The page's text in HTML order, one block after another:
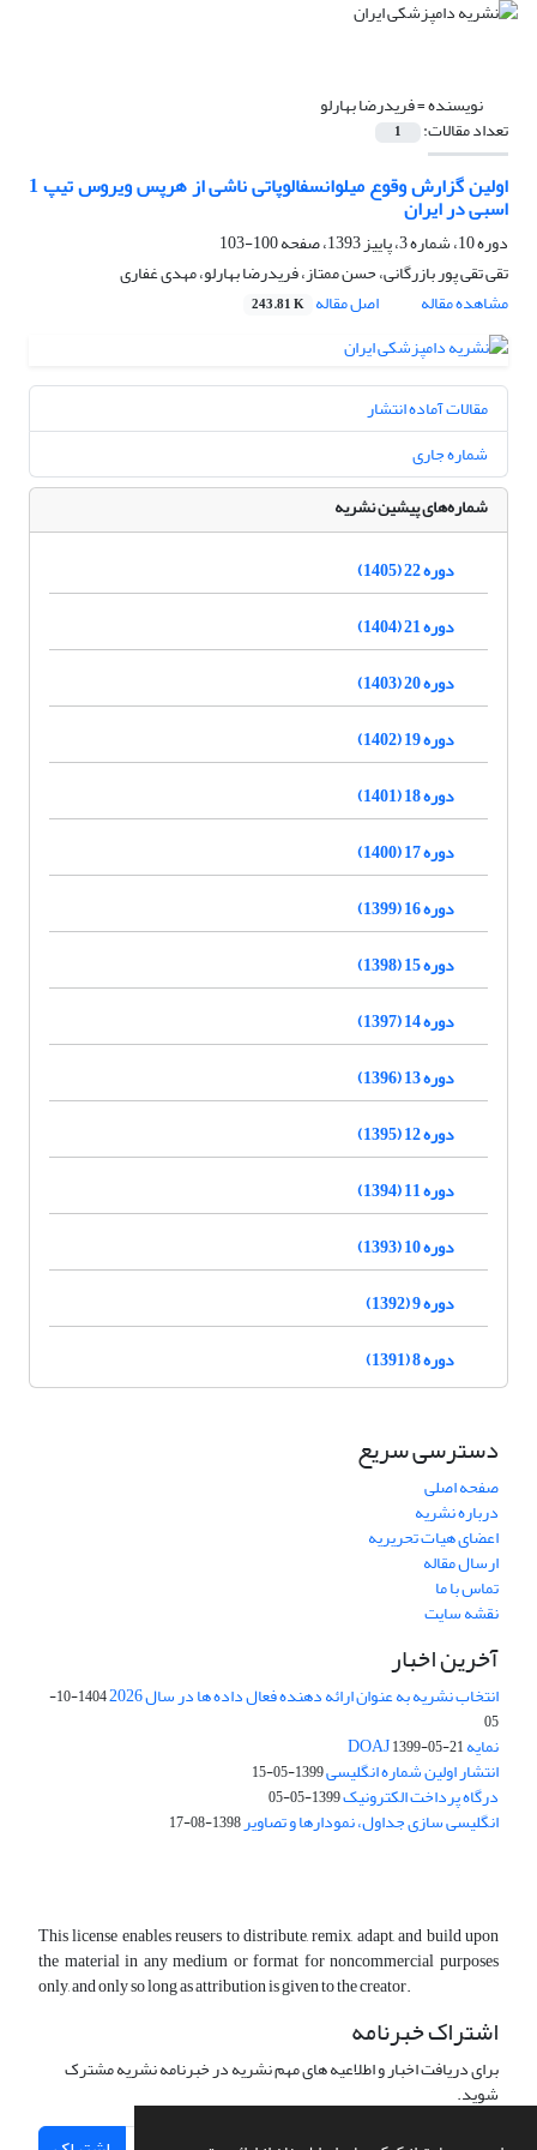
نویسنده =فریدرضا بهارلو
تعداد مقالات: 1
اولین گزارش وقوع میلوانسفالوپاتی ناشی از هرپس ویروس تیپ 1
اسبی در ایران
دوره 10، شماره 3، پاییز 1393، صفحه
100-103
تقی تقی پور بازرگانی، حسن ممتاز، فریدرضا بهارلو، مهدی غفاری
مشاهده مقاله
اصل مقاله 243.81 K
مقالات آماده انتشار
شماره جاری
شماره‌های پیشین نشریه
دوره 22 (1405)
دوره 21 (1404)
دوره 20 (1403)
دوره 19 (1402)
دوره 18 (1401)
دوره 17 (1400)
دوره 16 (1399)
دوره 15 (1398)
دوره 14 (1397)
دوره 13 (1396)
دوره 12 (1395)
دوره 11 (1394)
دوره 10 (1393)
دوره 9 (1392)
دوره 8 (1391)
دسترسی سریع
صفحه اصلی
درباره نشریه
اعضای هیات تحریریه
ارسال مقاله
تماس با ما
نقشه سایت
آخرین اخبار
انتخاب نشریه به عنوان ارائه دهنده فعال داده ها در سال 2026
1404-10-
05
نمایه DOAJ1399-05-21
انتشار اولین شماره انگلیسی1399-05-15
درگاه پرداخت الکترونیک1399-05-05
انگلیسی سازی جداول، نمودارها و تصاویر1398-08-17
This license enables reusers to distribute, remix, adapt, and build upon
the material in any medium or format for noncommercial purposes
only, and only so long as attribution is given to the creator.
اشتراک خبرنامه
برای دریافت اخبار و اطلاعیه های مهم نشریه در خبرنامه نشریه مشترک
شوید.